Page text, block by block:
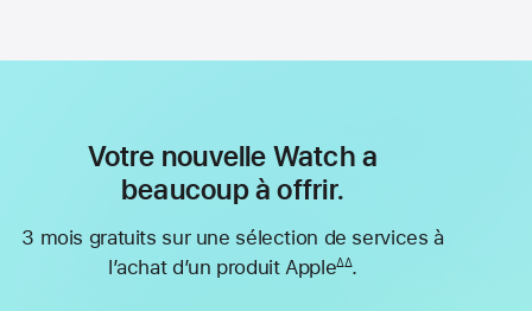
Votre nouvelle Watch a
beaucoup à offrir.
3 mois gratuits sur une sélection de services à
l’achat d’un produit Apple∆∆.